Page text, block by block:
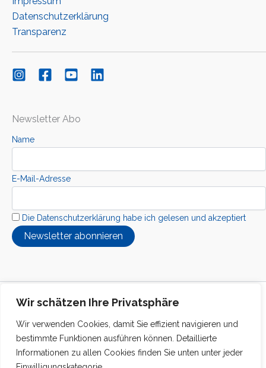
Wir schätzen Ihre Privatsphäre
Wir verwenden Cookies, damit Sie effizient navigieren und
bestimmte Funktionen ausführen können. Detaillierte
Informationen zu allen Cookies finden Sie unten unter jeder
Datenschutzerklärung
Transparenz
Newsletter Abo
Name
E-Mail-Adresse
Die Datenschutzerklärung habe ich gelesen und akzeptiert
Copyright © 2026 Kolibri Interkuturelle Stiftung